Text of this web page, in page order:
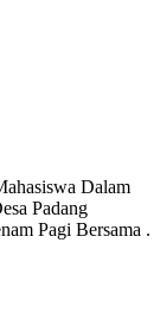
Dalam
Padang
Pagi Bersama .